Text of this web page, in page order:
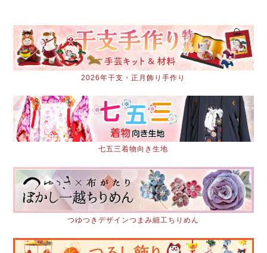
2026年干支・正月飾り手作り
七五三着物向き生地
つゆつきデザインつまみ細工ちりめん